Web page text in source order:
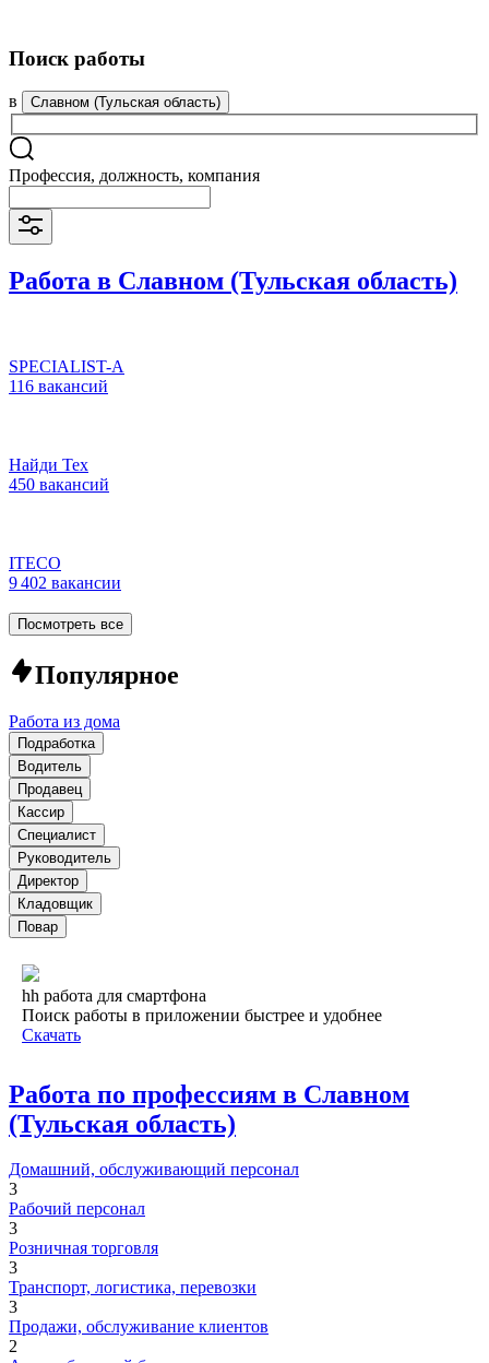
Поиск работы
в Славном (Тульская область)
Профессия, должность, компания
Работа в Славном (Тульская область)
SPECIALIST-A
116 вакансий
Найди Тех
450 вакансий
ITECO
9 402 вакансии
Посмотреть все
Популярное
Работа из дома
Подработка
Водитель
Продавец
Кассир
Специалист
Руководитель
Директор
Кладовщик
Повар
hh работа для смартфона
Поиск работы в приложении быстрее и удобнее
Скачать
Работа по профессиям в Славном
(Тульская область)
Домашний, обслуживающий персонал
3
Рабочий персонал
3
Розничная торговля
3
Транспорт, логистика, перевозки
3
Продажи, обслуживание клиентов
2